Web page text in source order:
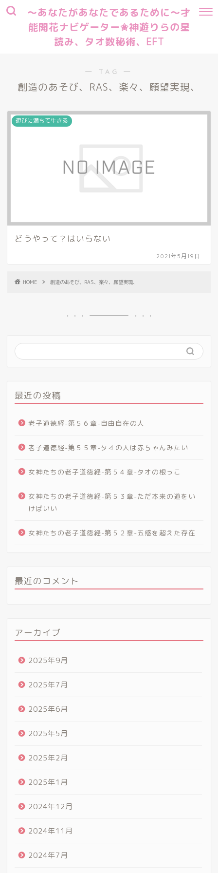
～あなたがあなたであるために～才
能開花ナビゲーター✬神遊りらの星
読み、タオ数秘術、EFT
― TAG ―
創造のあそび、RAS、楽々、願望実現、
遊びに満ちて生きる
どうやって？はいらない
2021年5月19日
HOME 創造のあそび、RAS、楽々、願望実現、
最近の投稿
老子道徳経-第５６章-自由自在の人
老子道徳経-第５５章-タオの人は赤ちゃんみたい
女神たちの老子道徳経-第５４章-タオの根っこ
女神たちの老子道徳経-第５３章-ただ本来の道をい
けばいい
女神たちの老子道徳経-第５２章-五感を超えた存在
最近のコメント
アーカイブ
2025年9月
2025年7月
2025年6月
2025年5月
2025年2月
2025年1月
2024年12月
2024年11月
2024年7月